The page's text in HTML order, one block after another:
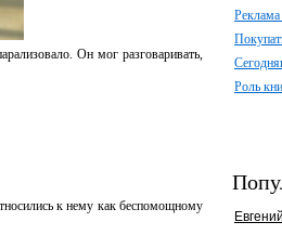
Он мог разговаривать,
к нему как беспомощному
Реклама
Роль